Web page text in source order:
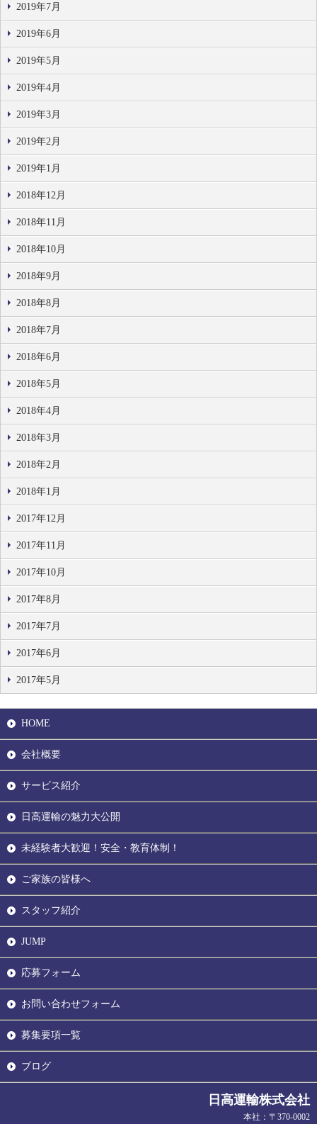
2019年7月
2019年6月
2019年5月
2019年4月
2019年3月
2019年2月
2019年1月
2018年12月
2018年11月
2018年10月
2018年9月
2018年8月
2018年7月
2018年6月
2018年5月
2018年4月
2018年3月
2018年2月
2018年1月
2017年12月
2017年11月
2017年10月
2017年8月
2017年7月
2017年6月
2017年5月
HOME
会社概要
サービス紹介
日高運輸の魅力大公開
未経験者大歓迎！安全・教育体制！
ご家族の皆様へ
スタッフ紹介
JUMP
応募フォーム
お問い合わせフォーム
募集要項一覧
ブログ
日高運輸株式会社
本社：〒370-0002